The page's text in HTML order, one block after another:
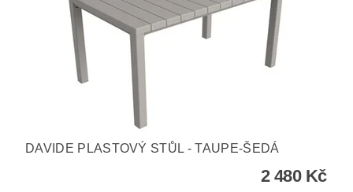
DAVIDE PLASTOVÝ STŮL - TAUPE-ŠEDÁ
2 480 Kč